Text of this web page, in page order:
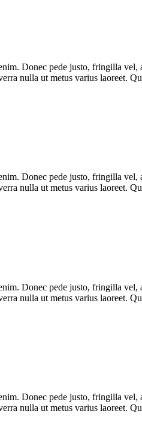
Donec pede justo, fringilla
nulla ut metus varius laoreet.
Donec pede justo, fringilla
nulla ut metus varius laoreet.
Donec pede justo, fringilla
nulla ut metus varius laoreet.
Donec pede justo, fringilla
nulla ut metus varius laoreet.